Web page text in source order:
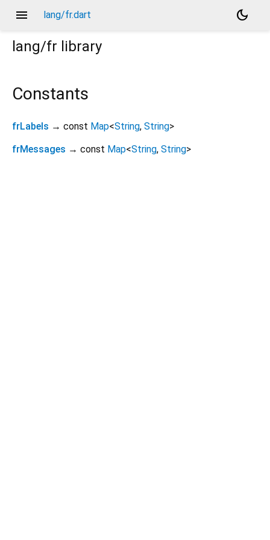
menu lang/fr.dart
dark_mode
lang/fr library
Constants
frLabels → const Map<String, String>
frMessages → const Map<String, String>